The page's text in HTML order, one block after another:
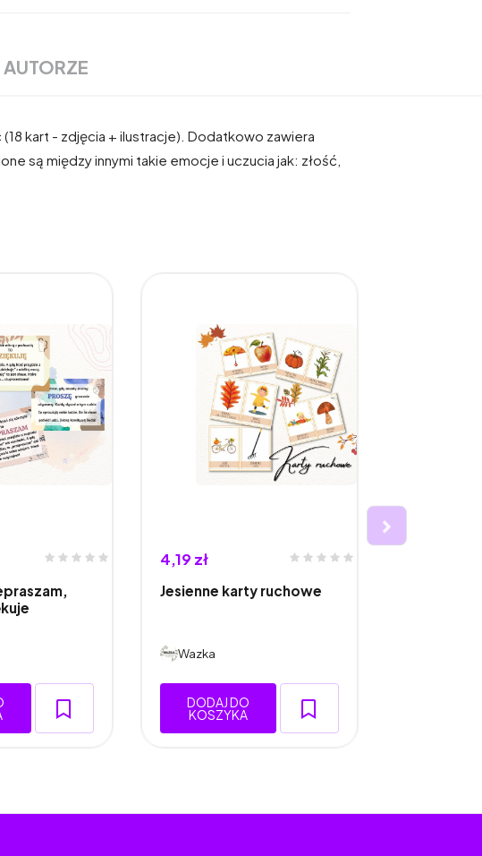
kart - zdjęcia + ilustracje). Dodatkowo zawiera
są między innymi takie emocje i uczucia jak: złość,
4,19 zł
Jesienne karty ruchowe
Wazka
DODAJ DO
KOSZYKA